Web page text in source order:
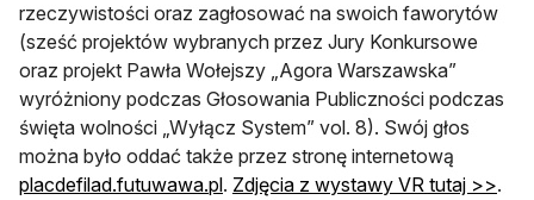
rzeczywistości oraz zagłosować na swoich faworytów
(sześć projektów wybranych przez Jury Konkursowe
oraz projekt Pawła Wołejszy „Agora Warszawska”
wyróżniony podczas Głosowania Publiczności podczas
święta wolności „Wyłącz System” vol. 8). Swój głos
można było oddać także przez stronę internetową
placdefilad.futuwawa.plotwiera się w nowej karcie
. Zdjęcia z wystawy VR tutaj >>.